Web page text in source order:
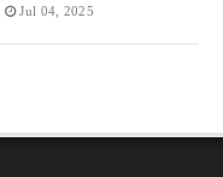
Jul 04, 2025